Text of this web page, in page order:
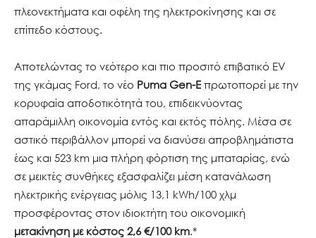
πλεονεκτήματα και οφέλη της ηλεκτροκίνησης και σε
επίπεδο κόστους.
Αποτελώντας το νεότερο και πιο προσιτό επιβατικό EV
της γκάμας Ford, το νέο Puma Gen-Eπρωτοπορεί με την
κορυφαία αποδοτικότητά του, επιδεικνύοντας
απαράμιλλη οικονομία εντός και εκτός πόλης. Μέσα σε
αστικό περιβάλλον μπορεί να διανύσει απροβλημάτιστα
έως και 523 km μια πλήρη φόρτιση της μπαταρίας, ενώ
σε μεικτές συνθήκες εξασφαλίζει μέση κατανάλωση
ηλεκτρικής ενέργειας μόλις 13,1 kWh/100 χλμ
προσφέροντας στον ιδιοκτήτη του οικονομική
μετακίνηση με κόστος 2,6 €/100 km.*